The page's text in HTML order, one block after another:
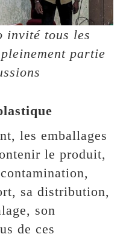
invité tous les
partie
les emballages
le produit,
sa distribution,
son
de ces